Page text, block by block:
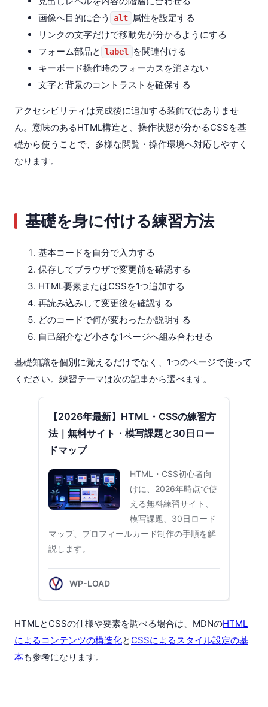
画像へ目的に合う
alt 属性を設定する
リンクの文字だけで移動先が分かるようにする
フォーム部品と label を関連付ける
キーボード操作時のフォーカスを消さない
文字と背景のコントラストを確保する
アクセシビリティは完成後に追加する装飾ではありませ
ん。意味のあるHTML構造と、操作状態が分かるCSSを基
礎から使うことで、多様な閲覧・操作環境へ対応しやすく
なります。
基礎を身に付ける練習方法
基本コードを自分で入力する
保存してブラウザで変更前を確認する
HTML要素またはCSSを1つ追加する
再読み込みして変更後を確認する
どのコードで何が変わったか説明する
自己紹介など小さな1ページへ組み合わせる
基礎知識を個別に覚えるだけでなく、1つのページで使って
ください。練習テーマは次の記事から選べます。
HTMLとCSSの仕様や要素を調べる場合は、MDNのHTML
によるコンテンツの構造化と CSSによるスタイル設定の基
本も参考になります。